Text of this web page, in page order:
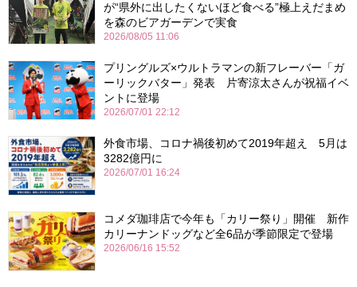
が“県外に出したくないほど食べる”極上えだまめ
を森のビアガーデンで実食
2026/08/05 11:06
プリングルズ×ウルトラマンの新フレーバー「ガ
ーリックバター」発表 片寄涼太さんが祝福イベ
ントに登場
2026/07/01 22:12
外食市場、コロナ禍後初めて2019年超え 5月は
3282億円に
2026/07/01 16:24
コメダ珈琲店で今年も「カリー祭り」開催 新作
カリーナンドッグなど全6品が季節限定で登場
2026/06/16 15:52